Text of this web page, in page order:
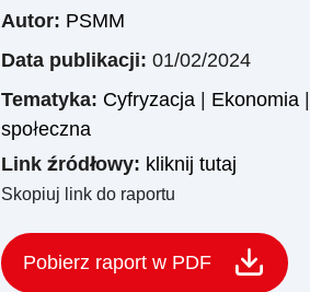
Autor: PSMM
Data publikacji: 01/02/2024
Tematyka: Cyfryzacja| Ekonomia|
społeczna
Link źródłowy: kliknij tutaj
Skopiuj link do raportu
Pobierz raport w PDF